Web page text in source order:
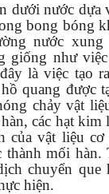
dưới nước dựa
bong bóng
nước xung
giống như
là việc tạo
quang được
chảy vật
các hạt
của vật liệu
thành mối hàn.
chuyển que
hiện.